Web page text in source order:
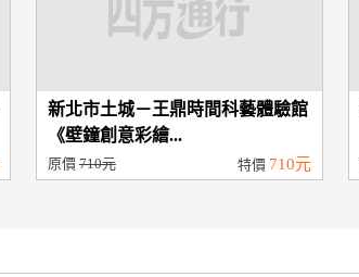
新北市土城－王鼎時間科藝體驗館
《壁鐘創意彩繪...
原價710元 特價 710元